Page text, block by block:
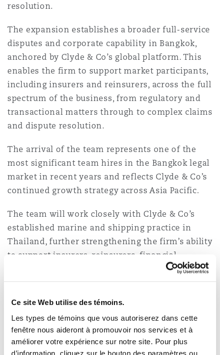
Ce site Web utilise des témoins.
Les types de témoins que vous autoriserez dans cette
fenêtre nous aideront à promouvoir nos services et à
améliorer votre expérience sur notre site. Pour plus
d’information, cliquez sur le bouton des paramètres ou
(D. C.)
resolution.
The expansion establishes a broader full-service
disputes and corporate capability in Bangkok,
anchored by Clyde & Co’s global platform. This
enables the firm to support market participants,
including insurers and reinsurers, across the full
spectrum of the business, from regulatory and
transactional matters through to complex claims
and dispute resolution.
The arrival of the team represents one of the
most significant team hires in the Bangkok legal
market in recent years and reflects Clyde & Co’s
continued growth strategy across Asia Pacific.
The team will work closely with Clyde & Co’s
established marine and shipping practice in
Thailand, further strengthening the firm’s ability
to support insurers, reinsurers, financial
institutions, infrastructure developers and
multinational corporates operating across
Strengthening sector
capability in ASEAN